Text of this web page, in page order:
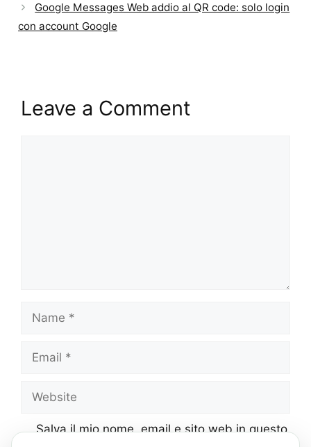
Google Messages Web addio al QR code: solo login
con account Google
Leave a Comment
Name
Email
Website
Salva il mio nome, email e sito web in questo